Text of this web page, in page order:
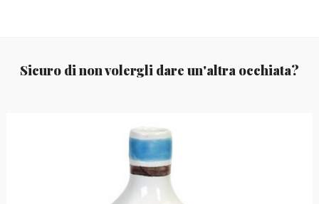
Sicuro di non volergli dare un'altra occhiata?